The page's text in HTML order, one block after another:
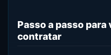
Passo a passo
contratar